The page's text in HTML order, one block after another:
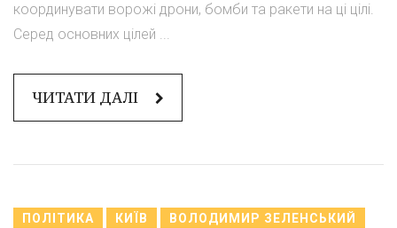
координувати ворожі дрони, бомби та ракети на ці цілі.
Серед основних цілей ...
ЧИТАТИ ДАЛІ
ПОЛІТИКА КИЇВ ВОЛОДИМИР ЗЕЛЕНСЬКИЙ